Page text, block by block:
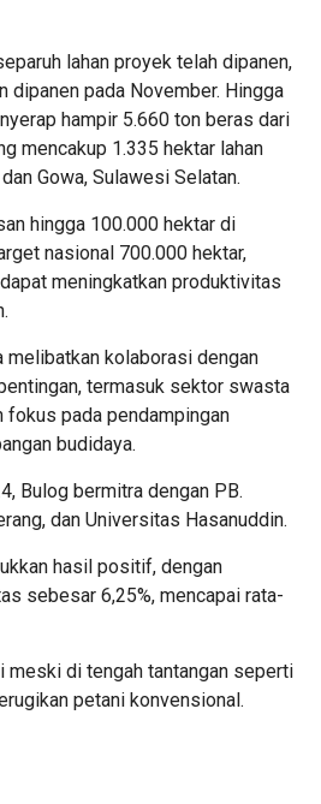
lahan proyek telah dipanen,
dipanen pada November. Hingga
hampir 5.660 ton beras dari
mencakup 1.335 hektar lahan
Gowa, Sulawesi Selatan.
hingga 100.000 hektar di
nasional 700.000 hektar,
meningkatkan produktivitas
melibatkan kolaborasi dengan
termasuk sektor swasta
fokus pada pendampingan
budidaya.
Bulog bermitra dengan PB.
dan Universitas Hasanuddin.
hasil positif, dengan
sebesar 6,25%, mencapai rata-
meski di tengah tantangan seperti
petani konvensional.